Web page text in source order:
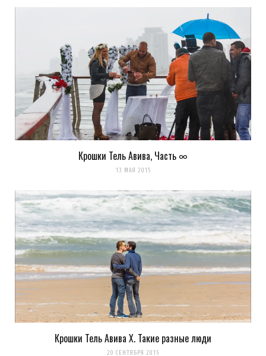
Крошки Тель Авива, Часть ∞
13 МАЯ 2015
Крошки Тель Авива X. Такие разные люди
20 СЕНТЯБРЯ 2015